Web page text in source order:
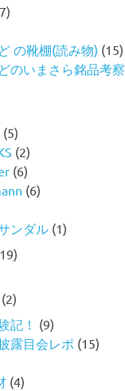
の靴棚(読み物) (15)
のいまさら銘品考察
(5)
(2)
(6)
(6)
ンダル(1)
(2)
記！ (9)
露目会レポ (15)
(4)